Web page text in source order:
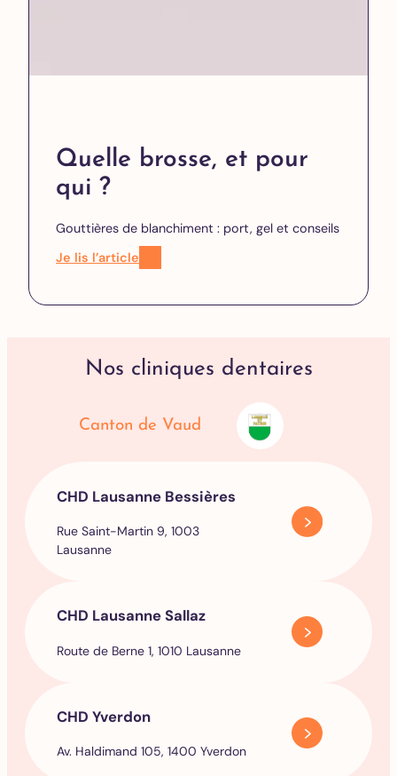
Quelle brosse, et pour
qui ?
Gouttières de blanchiment : port, gel et conseils
Je lis l’article
Nos cliniques dentaires
Canton de Vaud
CHD Lausanne Bessières
Rue Saint-Martin 9, 1003
Lausanne
CHD Lausanne Sallaz
Route de Berne 1, 1010 Lausanne
CHD Yverdon
Av. Haldimand 105, 1400 Yverdon